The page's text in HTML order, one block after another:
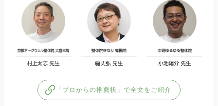
「プロからの推薦状」で全文をご紹介